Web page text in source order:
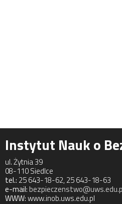
Instytut Nauk o
ul. Żytnia 39
08-110 Siedlce
tel.: 25 643-18-62, 25 643-18-63
e-mail:
WWW:www.inob.uws.edu.pl